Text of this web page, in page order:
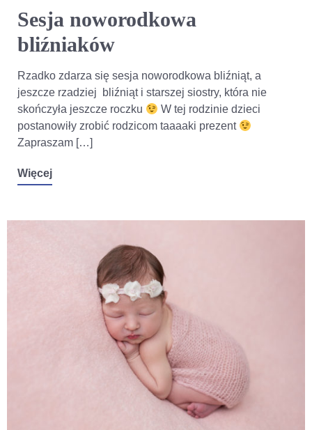
Sesja noworodkowa
bliźniaków
Rzadko zdarza się sesja noworodkowa bliźniąt, a
jeszcze rzadziej bliźniąt i starszej siostry, która nie
skończyła jeszcze roczku
W tej rodzinie dzieci
postanowiły zrobić rodzicom taaaaki prezent
Zapraszam […]
Więcej